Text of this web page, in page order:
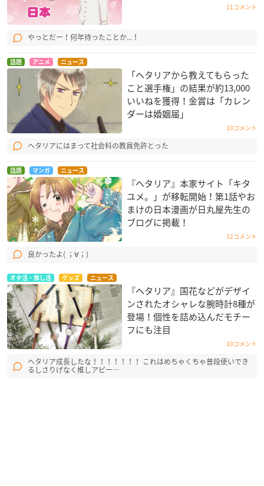
11コメント
やっとだー！何年待ったことか...！
話題 アニメ ニュース
「ヘタリアから教えてもらった
こと選手権」の結果が約13,000
いいねを獲得！金賞は「カレン
ダーは婚姻届」
10コメント
ヘタリアにはまって社会科の教員免許とった
話題 マンガ ニュース
『ヘタリア』本家サイト「キタ
ユメ。」が移転開始！第1話やお
まけの日本漫画が日丸屋先生の
ブログに掲載！
12コメント
良かったよ( ；∀；)
オタ活・推し活 グッズ ニュース
『ヘタリア』国花などがデザイ
ンされたオシャレな腕時計8種が
登場！個性を詰め込んだモチー
フにも注目
10コメント
ヘタリア成長したな！！！！！！！ これはめちゃくちゃ普段使いでき
るしさりげなく推しアピー…